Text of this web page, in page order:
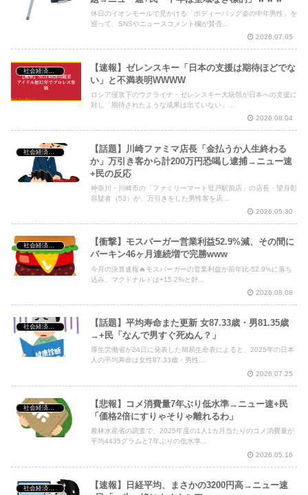
Powered by livedoor 相互RSS
休日のイオンモールで見かける「ボディーバッグ姿の中年男性」を
巡って、SNSやニュースコメント欄が賛否...
2026.07.05
【速報】ゼレンスキー「日本の支援は期待ほどでな
い」と不満表明WWWW
ロシア侵攻下のウクライナ・ゼレンスキー大統領が日本への支援に
対し「期待されたような成果は出ていない」...
2026.08.04
【話題】川崎ファミマ店長「金払うか人生終わる
か」万引き客から計200万円恐喝し逮捕→ニュー速
+民の反応
神奈川・川崎市の「ファミリーマート登戸駅前店」の店長・望月彰
容疑者（53）が、万引きをした男性客を店...
2026.05.30
【衝撃】モスバーガー営業利益52.9%減、その間に
バーキン46ヶ月連続増で完勝www
今月の決算速報🔥モスバーガーの営業利益が前年比-52.9%に落ち
込み、マクドナルドは+15.2%と好...
2026.08.08
【話題】平均寿命また更新 女87.33歳・男81.35歳
→+民「なんで男すぐ死ぬん？」
厚生労働省が24日に発表した簡易生命表によると、2025年の日本
人の平均寿命は女性87.33歳・男性...
2026.07.25
【悲報】コメ消費量7年ぶり低水準→ニュー速+民
「価格2倍にすりゃそりゃ離れるわ」
農林水産省の調査で、2025年度の1人1カ月当たりのコメ消費量が
平均4435グラムと7年ぶりの低水準...
2026.05.16
社会経済・政治
【速報】日経平均、まさかの3200円高→ニュー速